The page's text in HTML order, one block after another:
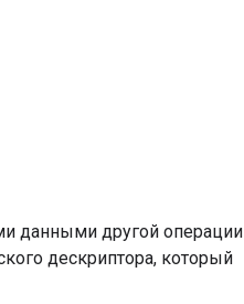
данными другой операции
дескриптора, который